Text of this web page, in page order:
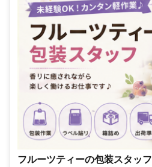
フルーツティーの包装スタッフ